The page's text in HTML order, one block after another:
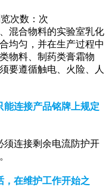
次数： 次
混合物料的实验室乳化
均匀，并在生产过程中
物料、制药类膏霜物
要遵循触电、火险、人
能连接产品铭牌上规定
须连接剩余电流防护开
。
，在维护工作开始之